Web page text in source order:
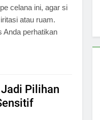
celana ini, agar si
atau ruam.
Anda perhatikan
Pilihan